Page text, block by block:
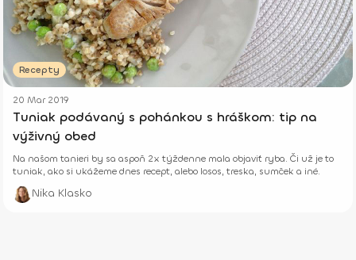
Recepty
20 Mar 2019
Tuniak podávaný s pohánkou s hráškom: tip na
výživný obed
Na našom tanieri by sa aspoň 2x týždenne mala objaviť ryba. Či už je to
tuniak, ako si ukážeme dnes recept, alebo losos, treska, sumček a iné.
Nika Klasko